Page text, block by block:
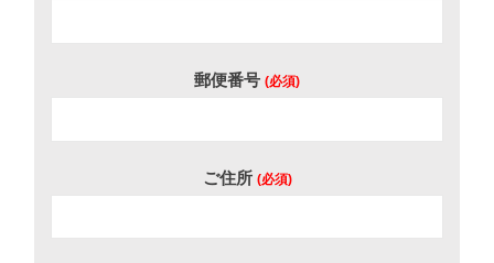
郵便番号 (必須)
ご住所 (必須)